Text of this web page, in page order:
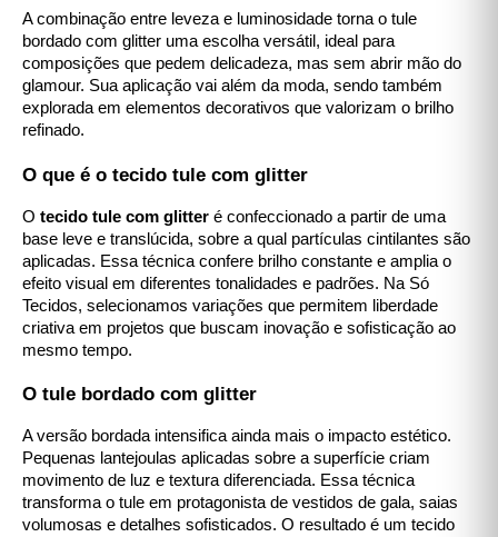
A combinação entre leveza e luminosidade torna o tule
bordado com glitter uma escolha versátil, ideal para
composições que pedem delicadeza, mas sem abrir mão do
glamour. Sua aplicação vai além da moda, sendo também
explorada em elementos decorativos que valorizam o brilho
refinado.
O que é o tecido tule com glitter
O tecido tule com glitter é confeccionado a partir de uma
base leve e translúcida, sobre a qual partículas cintilantes são
aplicadas. Essa técnica confere brilho constante e amplia o
efeito visual em diferentes tonalidades e padrões. Na Só
Tecidos, selecionamos variações que permitem liberdade
criativa em projetos que buscam inovação e sofisticação ao
mesmo tempo.
O tule bordado com glitter
A versão bordada intensifica ainda mais o impacto estético.
Pequenas lantejoulas aplicadas sobre a superfície criam
movimento de luz e textura diferenciada. Essa técnica
transforma o tule em protagonista de vestidos de gala, saias
volumosas e detalhes sofisticados. O resultado é um tecido